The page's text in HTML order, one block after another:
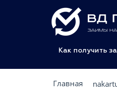
Как получить
Главная